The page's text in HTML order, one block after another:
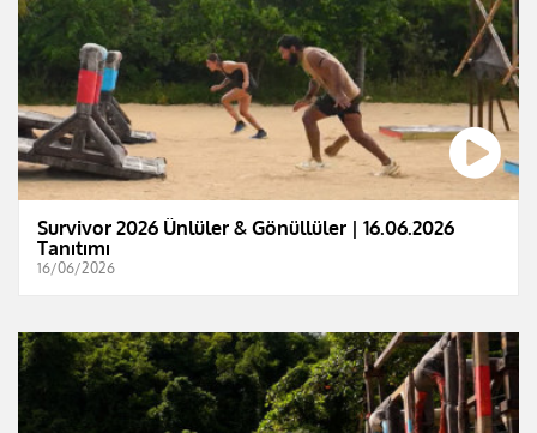
Survivor 2026 Ünlüler & Gönüllüler | 16.06.2026
Tanıtımı
16/06/2026